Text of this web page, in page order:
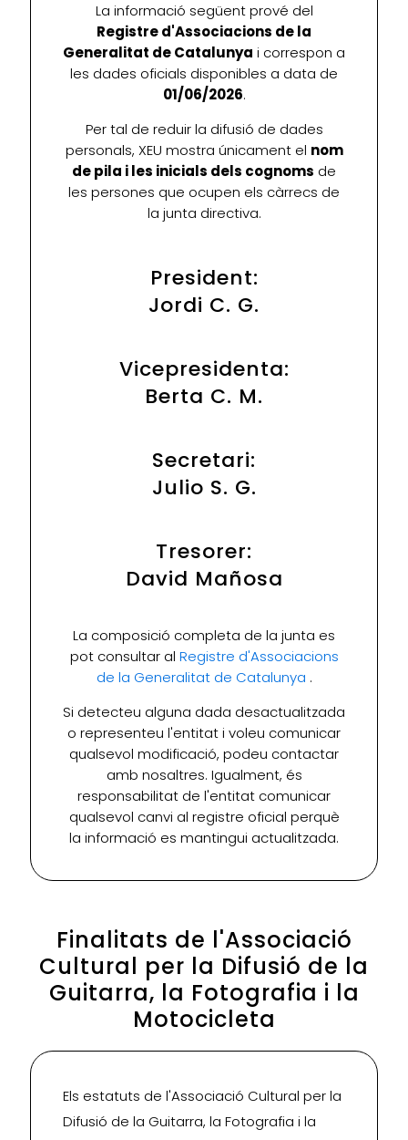
La informació següent prové del
Registre d'Associacions de la
Generalitat de Catalunya i correspon a
les dades oficials disponibles a data de
01/06/2026.
Per tal de reduir la difusió de dades
personals, XEU mostra únicament el nom
de pila i les inicials dels cognoms de
les persones que ocupen els càrrecs de
la junta directiva.
President:
Jordi C. G.
Vicepresidenta:
Berta C. M.
Secretari:
Julio S. G.
Tresorer:
David Mañosa
La composició completa de la junta es
pot consultar al Registre d'Associacions
de la Generalitat de Catalunya .
Si detecteu alguna dada desactualitzada
o representeu l'entitat i voleu comunicar
qualsevol modificació, podeu contactar
amb nosaltres. Igualment, és
responsabilitat de l'entitat comunicar
qualsevol canvi al registre oficial perquè
la informació es mantingui actualitzada.
Finalitats de l'Associació
Cultural per la Difusió de la
Guitarra, la Fotografia i la
Motocicleta
Els estatuts de l'Associació Cultural per la
Difusió de la Guitarra, la Fotografia i la